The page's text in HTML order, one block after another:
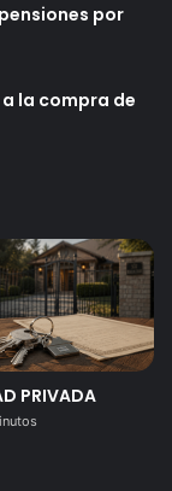
por
la compra de
PRIVADA